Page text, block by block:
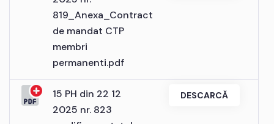
819_Anexa_Contract
de mandat CTP
membri
permanenti.pdf
15 PH din 22 12
2025 nr. 823
DESCARCĂ